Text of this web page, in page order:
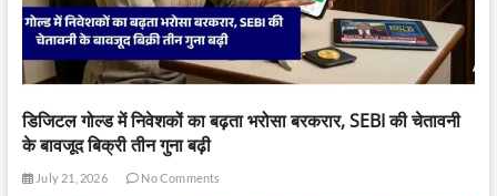
डिजिटल गोल्ड में निवेशकों का बढ़ता भरोसा बरकरार, SEBI की चेतावनी
के बावजूद बिक्री तीन गुना बढ़ी
July 21, 2026 No Comments